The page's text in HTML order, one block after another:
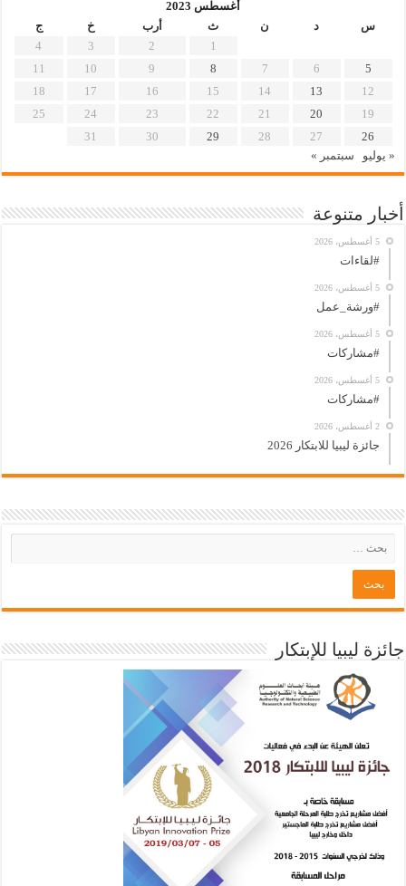
أغسطس 2023
س
د ن ث أرب خ
ج
1
2
3
4
5
6
7
8
9
10
11
12
13
14
15
16
17
18
19
20
21
22
23
24
25
26
27
28
29
30
31
« يوليو
سبتمبر »
أخبار متنوعة
5 أغسطس، 2026
#لقاءات
5 أغسطس، 2026
#ورشة_عمل
5 أغسطس، 2026
#مشاركات
5 أغسطس، 2026
#مشاركات
2 أغسطس، 2026
جائزة ليبيا للابتكار 2026
جائزة ليبيا للإبتكار